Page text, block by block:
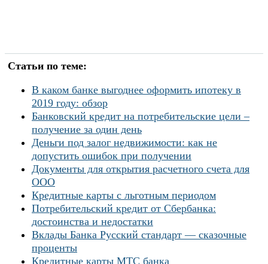
Статьи по теме:
В каком банке выгоднее оформить ипотеку в
2019 году: обзор
Банковский кредит на потребительские цели –
получение за один день
Деньги под залог недвижимости: как не
допустить ошибок при получении
Документы для открытия расчетного счета для
ООО
Кредитные карты с льготным периодом
Потребительский кредит от Сбербанка:
достоинства и недостатки
Вклады Банка Русский стандарт — сказочные
проценты
Кредитные карты МТС банка